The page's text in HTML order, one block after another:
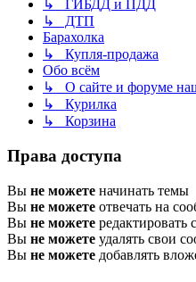
↳ ГИБДД и ПДД
↳ ДТП
Барахолка
↳ Купля-продажа
Обо всём
↳ О сайте и форуме
↳ Курилка
↳ Корзина
Права доступа
Вы не можете начинать темы
Вы не можете отвечать на
Вы не можете редактировать
Вы не можете удалять свои
Вы не можете добавлять